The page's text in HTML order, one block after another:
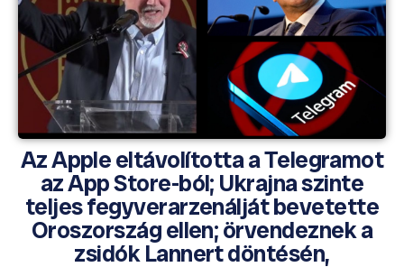
Az Apple eltávolította a Telegramot
az App Store-ból; Ukrajna szinte
teljes fegyverarzenálját bevetette
Oroszország ellen; örvendeznek a
zsidók Lannert döntésén,